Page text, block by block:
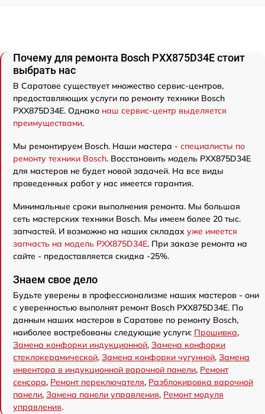
Почему для ремонта Bosch PXX875D34E стоит
выбрать нас
В Саратове существует множество сервис-центров,
предоставляющих услуги по ремонту техники Bosch
PXX875D34E. Однако наш сервис-центр выделяется
преимуществами.
Мы ремонтируем Bosch. Наши мастера - специалисты по
ремонту техники Bosch. Восстановить модель PXX875D34E
для мастеров не будет новой задачей. На все виды
проведенных работ у нас имеется гарантия.
Минимальные сроки выполнения ремонта. Мы большая
сеть мастерских техники Bosch. Мы имеем более 20 тыс.
запчастей. И возможно на наших складах уже имеется
запчасть на модель PXX875D34E. При заказе ремонта на
сайте - предоставляется скидка -25%.
Знаем свое дело
Будьте уверены в профессионализме наших мастеров - они
с уверенностью выполнят ремонт Bosch PXX875D34E. По
данным наших мастеров в Саратове по ремонту Bosch,
наиболее востребованы следующие услуги: Прошивка,
Замена конфорки индукционной, Замена конфорки
стеклокерамической, Замена конфорки чугунной, Замена
инвентора в индукционной варочной панели, Ремонт
сенсора, Ремонт переключателя, Разблокировка варочной
панели, Замена панели управления, Ремонт модуля
управления.